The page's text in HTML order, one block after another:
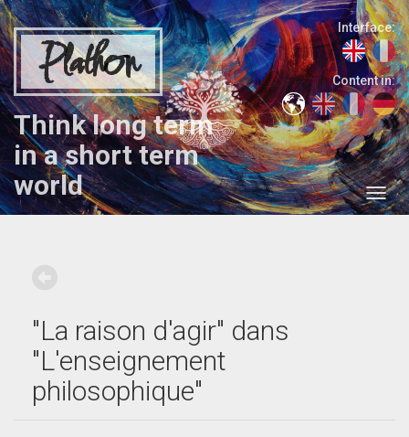
Plathon
Think long term
in a short term
world
Interface:
Content in:
"La raison d'agir" dans
"L'enseignement
philosophique"